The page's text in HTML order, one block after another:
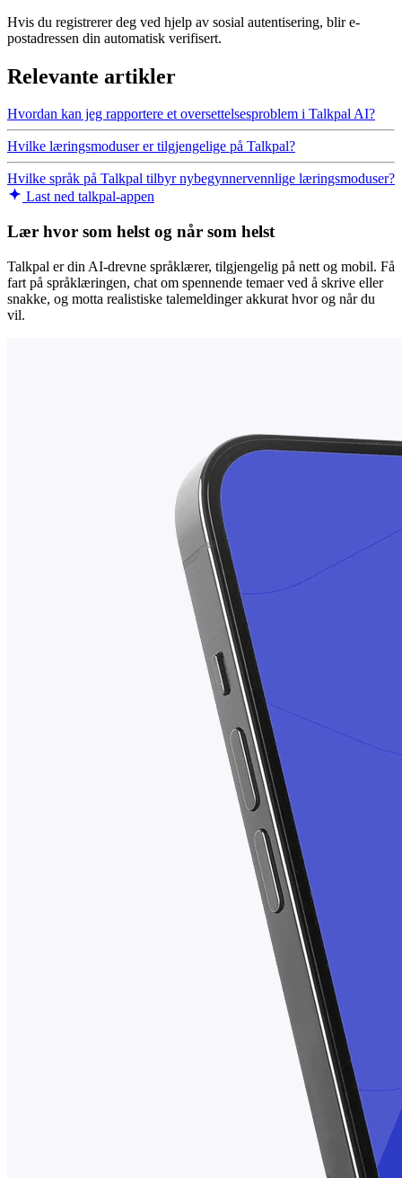
Hvis du registrerer deg ved hjelp av sosial autentisering, blir e-
postadressen din automatisk verifisert.
Relevante artikler
Hvordan kan jeg rapportere et oversettelsesproblem i Talkpal AI?
Hvilke læringsmoduser er tilgjengelige på Talkpal?
Hvilke språk på Talkpal tilbyr nybegynnervennlige læringsmoduser?
Last ned talkpal-appen
Lær hvor som helst og når som helst
Talkpal er din AI-drevne språklærer, tilgjengelig på nett og mobil. Få
fart på språklæringen, chat om spennende temaer ved å skrive eller
snakke, og motta realistiske talemeldinger akkurat hvor og når du
vil.